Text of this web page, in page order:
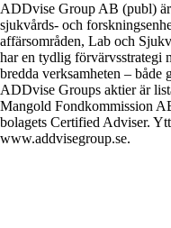
ADDvise Group AB (publ)
sjukvårds- och
affärsområden, Lab och
har en tydlig förvärvsstrategi
bredda verksamheten – både
ADDvise Groups aktier är
Mangold Fondkommission
bolagets Certified Adviser.
www.addvisegroup.se.